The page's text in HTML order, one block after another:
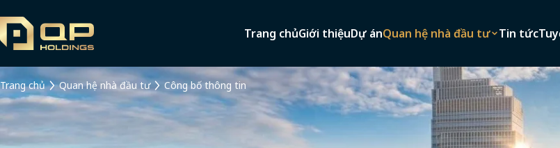
Trang chủGiới thiệuDự ánQuan hệ nhà đầu tư Tin tức
Trang chủ Quan hệ nhà đầu tư Công bố thông tin